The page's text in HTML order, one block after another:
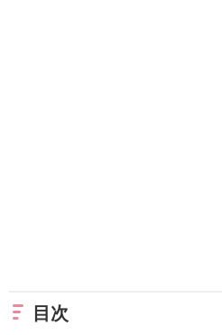
目次